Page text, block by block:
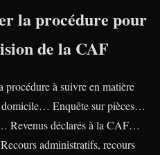
la procédure pour
de la CAF
procédure à suivre en matière
Enquête sur pièces…
Revenus déclarés à la CAF…
administratifs, recours